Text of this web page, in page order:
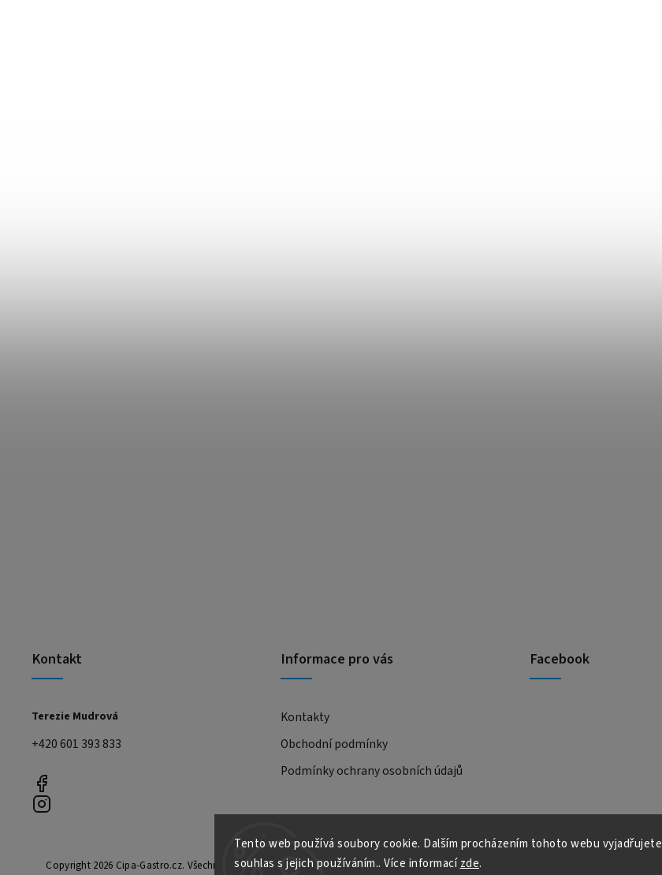
Tento web používá soubory cookie. Dalším procházením tohoto webu vyjadřujete
souhlas s jejich používáním.. Více informacízde.
Kontakt
Terezie Mudrová
+420 601 393 833
Informace pro vás
Kontakty
Obchodní podmínky
Podmínky ochrany osobních údajů
Facebook
Copyright 2026 Cipa-Gastro.cz. Všechna práva vyhrazena.